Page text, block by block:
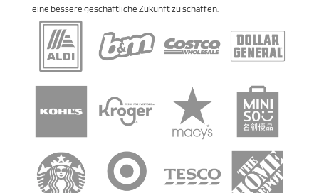
eine bessere geschäftliche Zukunft zu schaffen.